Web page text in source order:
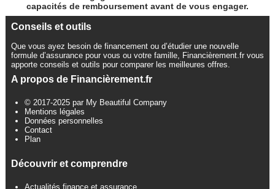
capacités de remboursement avant de vous engager.
Conseils et outils
Que vous ayez besoin de financement ou d’étudier une nouvelle
formule d’assurance pour vous ou votre famille, Financièrement.fr vous
apporte conseils et outils pour comparer les meilleures offres.
A propos de Financièrement.fr
© 2017-2025 par My Beautiful Company
Mentions légales
Données personnelles
Contact
Plan
Découvrir et comprendre
Actualités finance et assurance